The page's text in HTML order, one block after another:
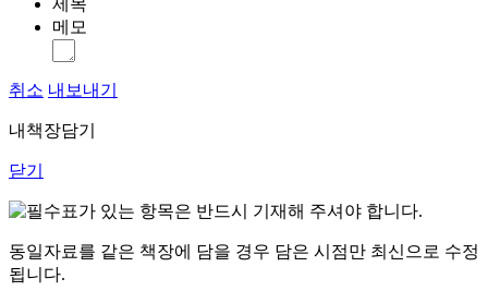
메모
취소 내보내기
내책장담기
닫기
표가 있는 항목은 반드시 기재해 주셔야 합니다.
동일자료를 같은 책장에 담을 경우 담은 시점만 최신으로 수정
됩니다.